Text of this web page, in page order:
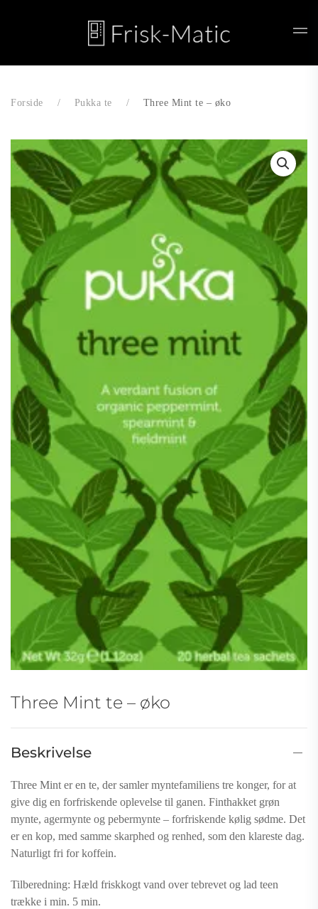
Skip to main content
Forside Pukka te Three Mint te – øko
Three Mint te – øko
Beskrivelse
Three Mint er en te, der samler myntefamiliens tre konger, for at
give dig en forfriskende oplevelse til ganen. Finthakket grøn
mynte, agermynte og pebermynte – forfriskende kølig sødme. Det
er en kop, med samme skarphed og renhed, som den klareste dag.
Naturligt fri for koffein.
Tilberedning: Hæld friskkogt vand over tebrevet og lad teen
trække i min. 5 min.